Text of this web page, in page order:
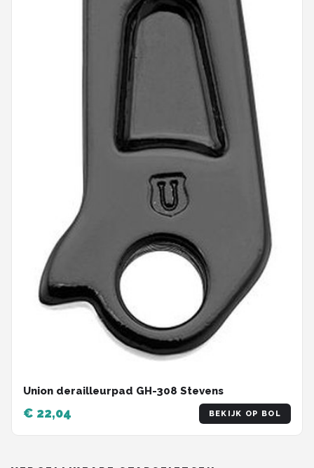
Union derailleurpad GH-308 Stevens
€ 22,04 BEKIJK OP BOL